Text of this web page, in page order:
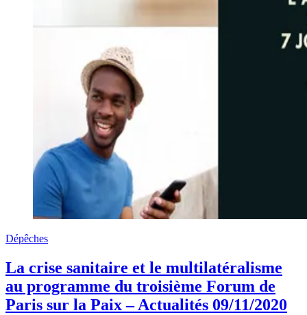
Dépêches
La crise sanitaire et le multilatéralisme
au programme du troisième Forum de
Paris sur la Paix – Actualités 09/11/2020